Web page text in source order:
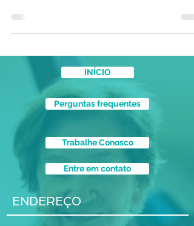
INÍCIO
Perguntas frequentes
Trabalhe Conosco
Entre em contato
ENDEREÇO